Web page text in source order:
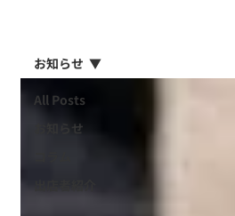
All Posts
お知らせ
お知らせ